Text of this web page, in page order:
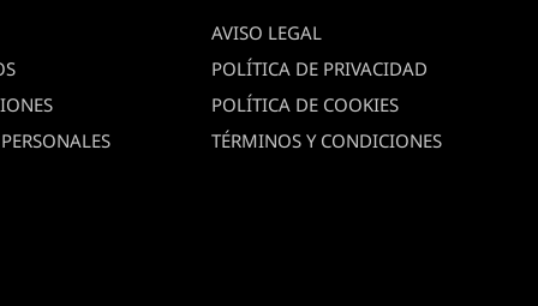
AVISO LEGAL
POLÍTICA DE PRIVACIDAD
POLÍTICA DE COOKIES
TÉRMINOS Y CONDICIONES